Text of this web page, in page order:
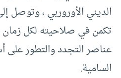
الديني الأوروربي ، وتوصل
تكمن في صلاحيته لكل
عناصر التجدد والتطور على
السامية.